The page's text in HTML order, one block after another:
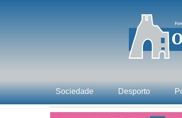
Sociedade Desporto